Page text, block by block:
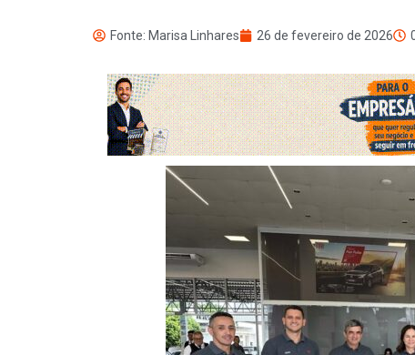
Fonte: Marisa Linhares 26 de fevereiro de 2026